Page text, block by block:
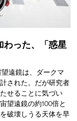
わった、「惑星
遠鏡は、ダークマ
された。だが研究者
せることに気づい
望遠鏡の約100倍と
破壊しうる天体を早